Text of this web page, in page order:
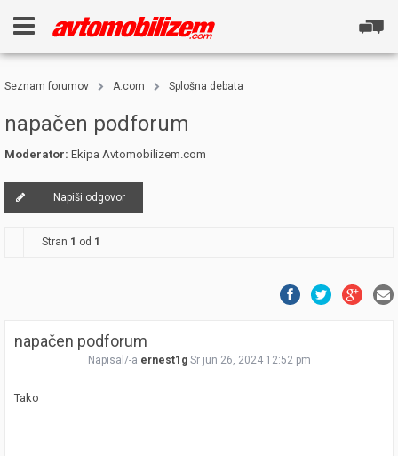
Seznam forumov A.com Splošna debata
napačen podforum
Moderator: Ekipa Avtomobilizem.com
Napiši odgovor
Stran 1 od 1
napačen podforum
Napisal/-a ernest1g Sr jun 26, 2024 12:52 pm
Tako